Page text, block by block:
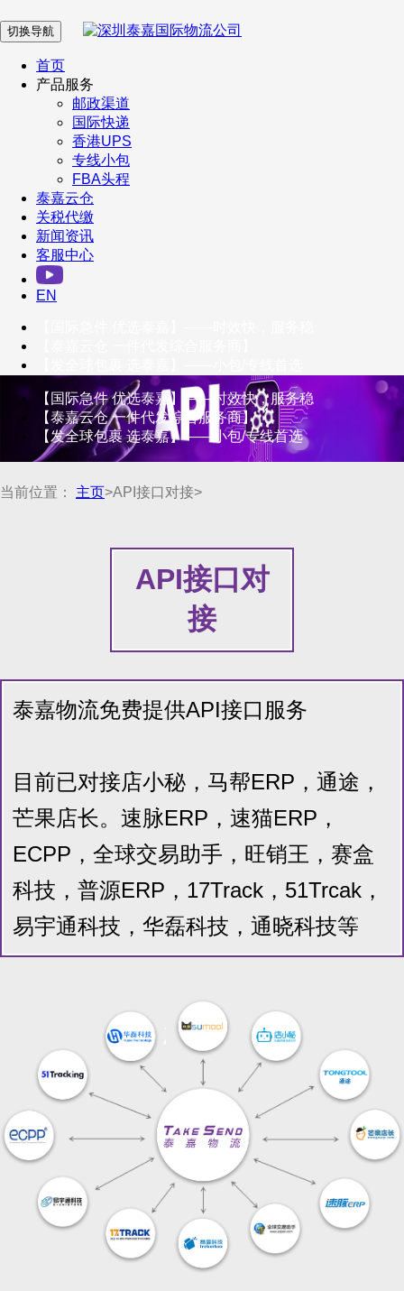
在 线 客 服
企业微信
订阅号
客户服务热线
400-098-5699
联系我们
切换导航
首页
产品服务
邮政渠道
国际快递
香港UPS
专线小包
FBA头程
泰嘉云仓
关税代缴
新闻资讯
客服中心
EN
【国际急件 优选泰嘉】——时效快，服务稳
【泰嘉云仓 一件代发综合服务商】
【发全球包裹 选泰嘉】——小包/专线首选
当前位置： 主页>API接口对接>
API接口对
接
泰嘉物流免费提供API接口服务
目前已对接店小秘，马帮ERP，通途，
芒果店长。速脉ERP，速猫ERP，
ECPP，全球交易助手，旺销王，赛盒
科技，普源ERP，17Track，51Trcak，
易宇通科技，华磊科技，通晓科技等